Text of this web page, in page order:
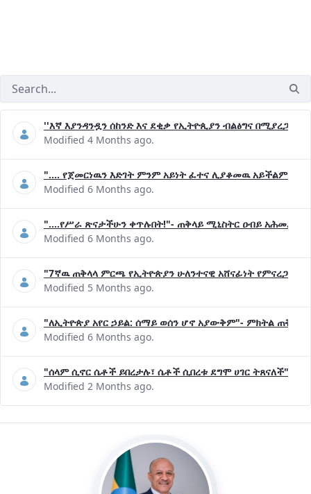
''እኛ እያንዳንዷን ሰከንድ እና ደቂቃ የኢትዮጲያን ብልፅግና
Modified 4 Months ago.
".... የጀመርነዉን እድገት ምንም አይነት ፈተና ሊያቆመዉ አይችልም"-
Modified 6 Months ago.
"....የሥራ ጽናታችሁን ቀጥሉበት!"- ጠቅላይ ሚኒስትር ዐብይ አሕመድ (ዶ/
Modified 6 Months ago.
"7ኛዉ ጠቅላላ ምርጫ የኢትዮጵያን ሁለንተናዊ አሸናፊነት
Modified 5 Months ago.
"ለኢትዮጵያ አየር ኃይል: ሰማይ ወሰን ሆኖ አያውቅም"- ምክትል ጠቅላይ
Modified 6 Months ago.
"ሰላም ሲኖር ሴቶች ይበረታሉ፣ ሴቶች ሲበረቱ ደግሞ ሀገር ትጸናለች"-
Modified 2 Months ago.